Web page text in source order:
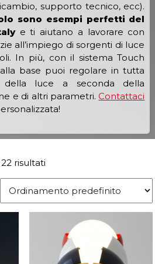
supporto tecnico, ecc).
sono esempi perfetti del
e ti aiutano a lavorare con
all’impiego di sorgenti di luce
In più, con il sistema Touch
base puoi regolare in tutta
della luce a seconda della
e di altri parametri. Contattaci
22 risultati